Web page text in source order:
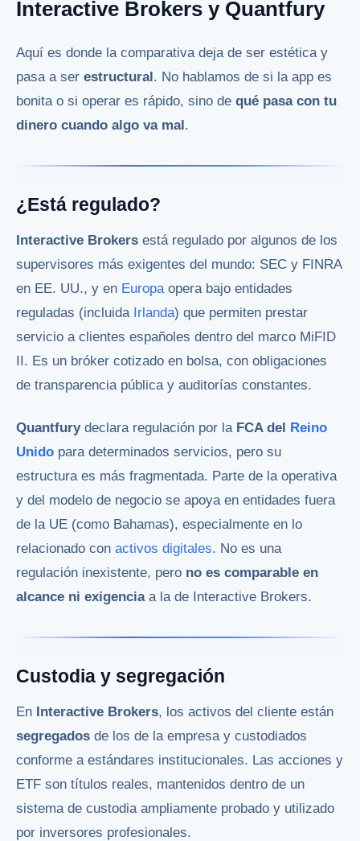
Interactive Brokers y Quantfury
Aquí es donde la comparativa deja de ser estética y
pasa a ser estructural. No hablamos de si la app es
bonita o si operar es rápido, sino de qué pasa con tu
dinero cuando algo va mal.
¿Está regulado?
Interactive Brokers está regulado por algunos de los
supervisores más exigentes del mundo: SEC y FINRA
en EE. UU., y en Europaopera bajo entidades
reguladas (incluida Irlanda) que permiten prestar
servicio a clientes españoles dentro del marco MiFID
II. Es un bróker cotizado en bolsa, con obligaciones
de transparencia pública y auditorías constantes.
Quantfurydeclara regulación por la FCA del Reino
Unido para determinados servicios, pero su
estructura es más fragmentada. Parte de la operativa
y del modelo de negocio se apoya en entidades fuera
de la UE (como Bahamas), especialmente en lo
relacionado con activos digitales. No es una
regulación inexistente, pero no es comparable en
alcance ni exigenciaa la de Interactive Brokers.
Custodia y segregación
En Interactive Brokers, los activos del cliente están
segregados de los de la empresa y custodiados
conforme a estándares institucionales. Las acciones y
ETF son títulos reales, mantenidos dentro de un
sistema de custodia ampliamente probado y utilizado
por inversores profesionales.